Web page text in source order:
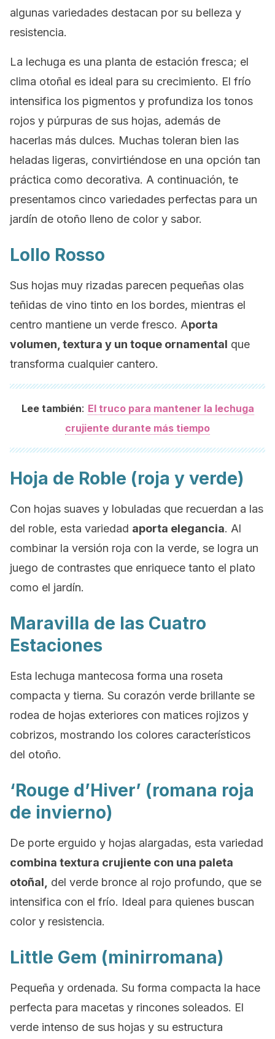
algunas variedades destacan por su belleza y
resistencia.
La lechuga es una planta de estación fresca; el
clima otoñal es ideal para su crecimiento. El frío
intensifica los pigmentos y profundiza los tonos
rojos y púrpuras de sus hojas, además de
hacerlas más dulces. Muchas toleran bien las
heladas ligeras, convirtiéndose en una opción tan
práctica como decorativa. A continuación, te
presentamos cinco variedades perfectas para un
jardín de otoño lleno de color y sabor.
Lollo Rosso
Sus hojas muy rizadas parecen pequeñas olas
teñidas de vino tinto en los bordes, mientras el
centro mantiene un verde fresco. Aporta
volumen, textura y un toque ornamental que
transforma cualquier cantero.
Lee también: El truco para mantener la lechuga
crujiente durante más tiempo
Hoja de Roble (roja y verde)
Con hojas suaves y lobuladas que recuerdan a las
del roble, esta variedad aporta elegancia. Al
combinar la versión roja con la verde, se logra un
juego de contrastes que enriquece tanto el plato
como el jardín.
Maravilla de las Cuatro
Estaciones
Esta lechuga mantecosa forma una roseta
compacta y tierna. Su corazón verde brillante se
rodea de hojas exteriores con matices rojizos y
cobrizos, mostrando los colores característicos
del otoño.
‘Rouge d’Hiver’ (romana roja
de invierno)
De porte erguido y hojas alargadas, esta variedad
combina textura crujiente con una paleta
otoñal,
del verde bronce al rojo profundo, que se
intensifica con el frío. Ideal para quienes buscan
color y resistencia.
Little Gem (minirromana)
Pequeña y ordenada. Su forma compacta la hace
perfecta para macetas y rincones soleados. El
verde intenso de sus hojas y su estructura